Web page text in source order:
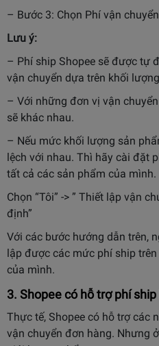
– Bước 3: Chọn Phí vận chuyển
Lưu ý:
– Phí ship Shopee sẽ được tự
vận chuyển dựa trên khối
– Với những đơn vị vận
sẽ khác nhau.
– Nếu mức khối lượng sản
lệch với nhau. Thì hãy cài đặt
tất cả các sản phẩm của mình.
Chọn “Tôi” -> ” Thiết lập vận
định”
Với các bước hướng dẫn trên,
lập được các mức phí ship
của mình.
3. Shopee có hỗ trợ phí
Thực tế, Shopee có hỗ trợ các
vận chuyển đơn hàng. Nhưng